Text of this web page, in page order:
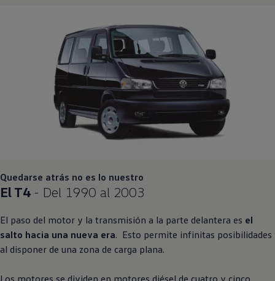
Quedarse atrás no es lo nuestro
El T4- Del 1990 al 2003
El paso del motor y la transmisión a la parte delantera es el
salto hacia una nueva era. Esto permite infinitas posibilidades
al disponer de una zona de carga plana.